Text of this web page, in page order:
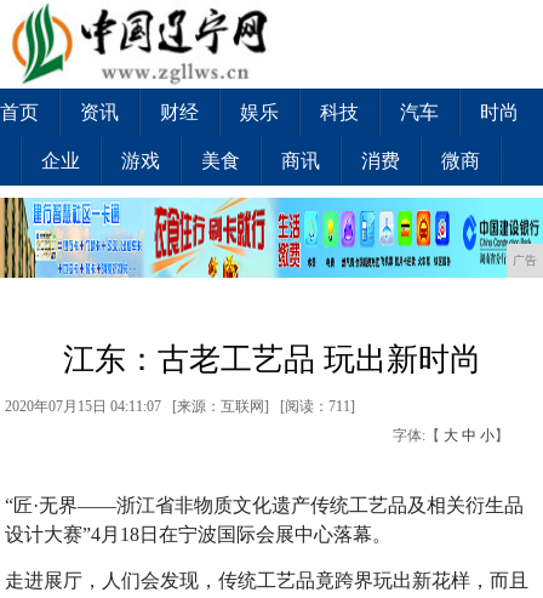
首页 资讯 财经 娱乐 科技 汽车 时尚
企业 游戏 美食 商讯 消费 微商
广告
江东：古老工艺品 玩出新时尚
2020年07月15日 04:11:07 [来源：互联网] [阅读：711]
字体:【 大 中 小】
“匠·无界——浙江省非物质文化遗产传统工艺品及相关衍生品
设计大赛”4月18日在宁波国际会展中心落幕。
走进展厅，人们会发现，传统工艺品竟跨界玩出新花样，而且